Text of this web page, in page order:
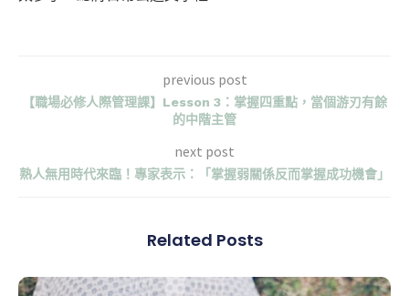
previous post
【職場必修人際管理課】Lesson 3：掌握四重點，當個游刃有餘
的中階主管
next post
熟人無用時代來臨！專家表示：「掌握弱關係反而掌握成功機會」
Related Posts